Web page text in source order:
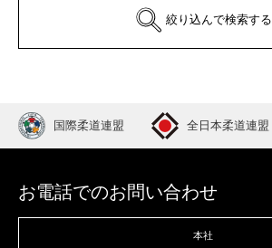
絞り込んで検索する
国際柔道連盟 全日本柔道連盟
お電話でのお問い合わせ
本社